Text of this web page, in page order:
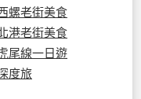
螺老街美食
港老街美食
尾線一日遊
度旅